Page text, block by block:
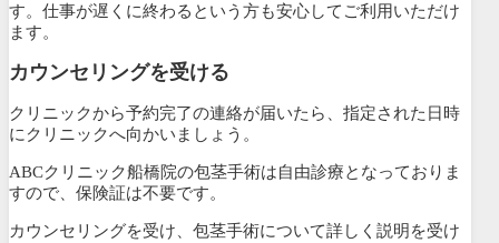
す。仕事が遅くに終わるという方も安心してご利用いただけ
ます。
カウンセリングを受ける
クリニックから予約完了の連絡が届いたら、指定された日時
にクリニックへ向かいましょう。
ABCクリニック船橋院の包茎手術は自由診療となっておりま
すので、 保険証は不要です。
カウンセリングを受け、包茎手術について詳しく説明を受け